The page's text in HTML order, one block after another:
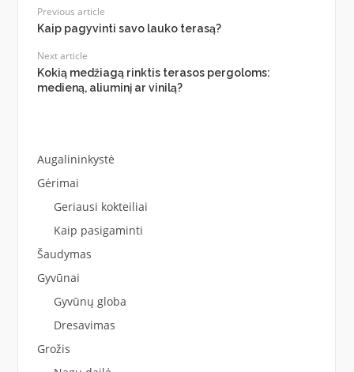
Previous article
Kaip pagyvinti savo lauko terasą?
Next article
Kokią medžiagą rinktis terasos pergoloms:
medieną, aliuminį ar vinilą?
Augalininkystė
Gėrimai
Geriausi kokteiliai
Kaip pasigaminti
Šaudymas
Gyvūnai
Gyvūnų globa
Dresavimas
Grožis